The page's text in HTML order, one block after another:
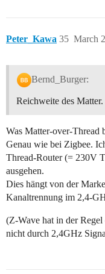
Peter_Kawa March
35
Bernd_Burger:
Reichweite des Matter.
Was Matter-over-Thread
Genau wie bei Zigbee.
Thread-Router (= 230V
ausgehen.
Dies hängt von der
Kanaltrennung im 2,4-
(Z-Wave hat in der
nicht durch 2,4GHz